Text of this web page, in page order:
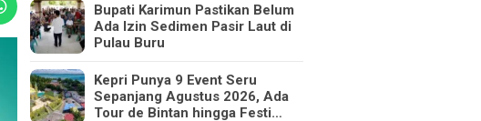
Bupati Karimun Pastikan Belum
Ada Izin Sedimen Pasir Laut di
Pulau Buru
Kepri Punya 9 Event Seru
Sepanjang Agustus 2026, Ada
Tour de Bintan hingga Festi…